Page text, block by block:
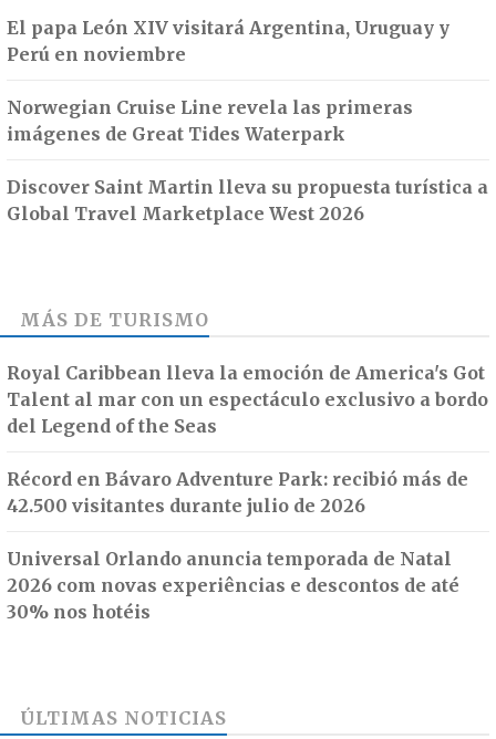
El papa León XIV visitará Argentina, Uruguay y
Perú en noviembre
Norwegian Cruise Line revela las primeras
imágenes de Great Tides Waterpark
Discover Saint Martin lleva su propuesta turística a
Global Travel Marketplace West 2026
MÁS DE TURISMO
Royal Caribbean lleva la emoción de America's Got
Talent al mar con un espectáculo exclusivo a bordo
del Legend of the Seas
Récord en Bávaro Adventure Park: recibió más de
42.500 visitantes durante julio de 2026
Universal Orlando anuncia temporada de Natal
2026 com novas experiências e descontos de até
30% nos hotéis
ÚLTIMAS NOTICIAS